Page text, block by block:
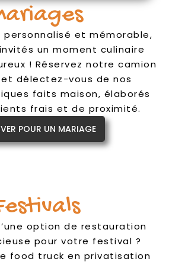
personnalisé et mémorable,
un moment culinaire
! Réservez notre camion
délectez-vous de nos
faits maison, élaborés
frais et de proximité.
POUR UN MARIAGE
option de restauration
pour votre festival ?
food truck en privatisation